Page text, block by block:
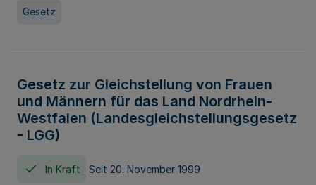
Gesetz
Gesetz zur Gleichstellung von Frauen
und Männern für das Land Nordrhein-
Westfalen (Landesgleichstellungsgesetz
- LGG)
In Kraft Seit 20. November 1999